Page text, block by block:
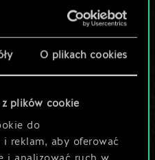
O plikach cookies
z plików cookie
do
reklam, aby oferować
tą talią?
jej